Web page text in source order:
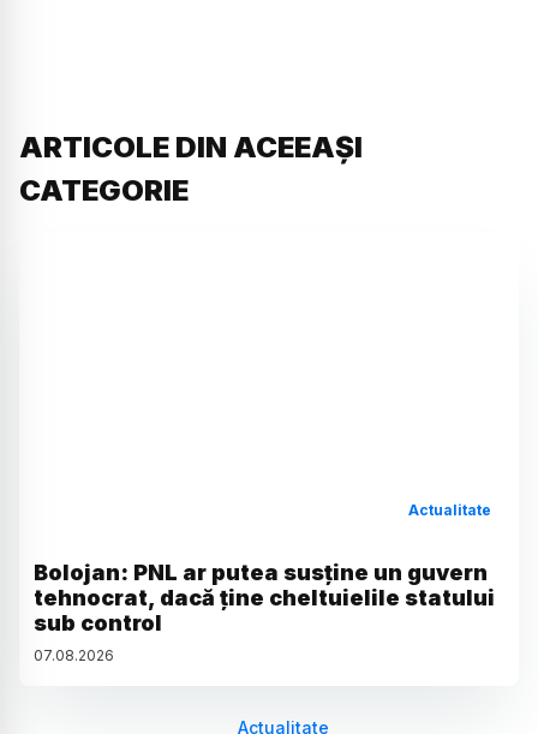
ARTICOLE DIN ACEEAȘI
CATEGORIE
Actualitate
Bolojan: PNL ar putea susține un guvern
tehnocrat, dacă ține cheltuielile statului
sub control
07.08.2026
Actualitate